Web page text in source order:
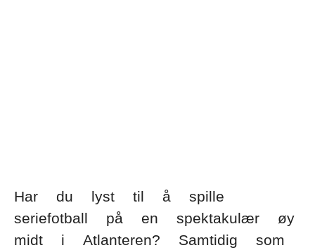
Har du lyst til å spille
seriefotball på en spektakulær øy
midt i Atlanteren? Samtidig som